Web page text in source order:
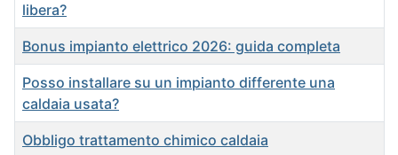
libera?
Bonus impianto elettrico 2026: guida completa
Posso installare su un impianto differente una
caldaia usata?
Obbligo trattamento chimico caldaia